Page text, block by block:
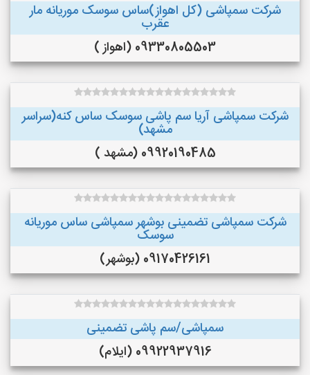
شرکت سمپاشی (کل اهواز)ساس سوسک موریانه مار
عقرب
09330805503 (اهواز )
شرکت سمپاشی آریا سم پاشی سوسک ساس کنه(سراسر
مشهد)
09920190485 (مشهد )
شرکت سمپاشی تضمینی بوشهر سمپاشی ساس موریانه
سوسک
09170426161 (بوشهر)
سمپاشی/سم پاشی تضمینی
09922937916 (ایلام)